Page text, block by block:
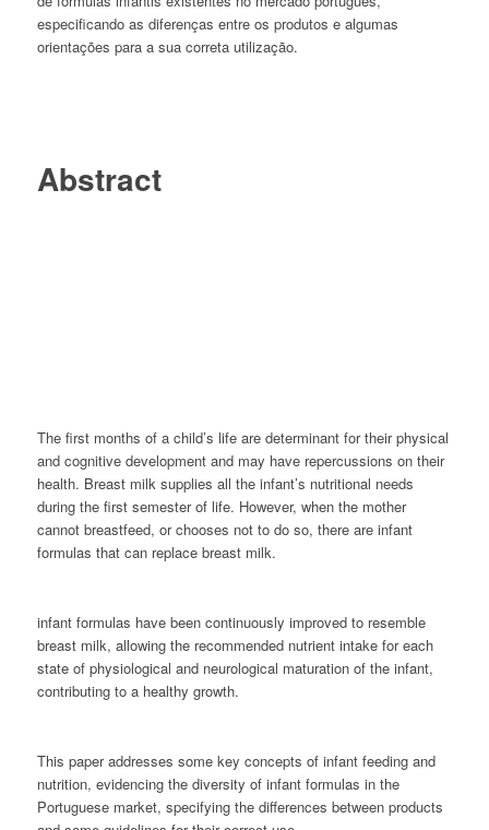
especificando as diferenças entre os produtos e algumas
orientações para a sua correta utilização.
Abstract
The first months of a child’s life are determinant for their physical
and cognitive development and may have repercussions on their
health. Breast milk supplies all the infant’s nutritional needs
during the first semester of life. However, when the mother
cannot breastfeed, or chooses not to do so, there are infant
formulas that can replace breast milk.
infant formulas have been continuously improved to resemble
breast milk, allowing the recommended nutrient intake for each
state of physiological and neurological maturation of the infant,
contributing to a healthy growth.
This paper addresses some key concepts of infant feeding and
nutrition, evidencing the diversity of infant formulas in the
Portuguese market, specifying the differences between products